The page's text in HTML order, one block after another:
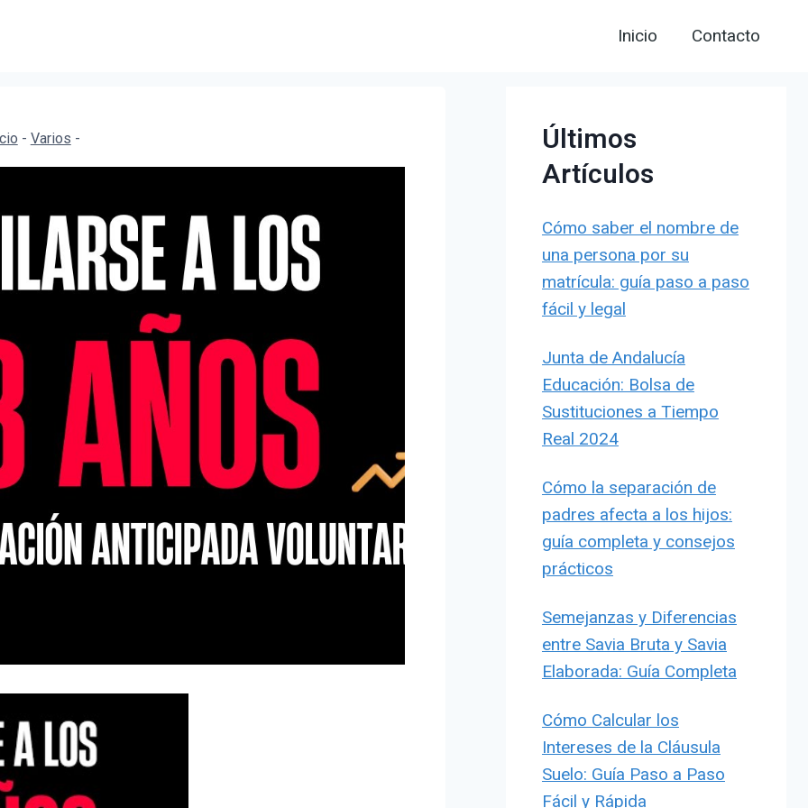
Inicio Contacto
- Varios -
Últimos
Artículos
Cómo saber el nombre de
una persona por su
matrícula: guía paso a paso
fácil y legal
Junta de Andalucía
Educación: Bolsa de
Sustituciones a Tiempo
Real 2024
Cómo la separación de
padres afecta a los hijos:
guía completa y consejos
prácticos
Semejanzas y Diferencias
entre Savia Bruta y Savia
Elaborada: Guía Completa
Cómo Calcular los
Intereses de la Cláusula
Suelo: Guía Paso a Paso
Fácil y Rápida